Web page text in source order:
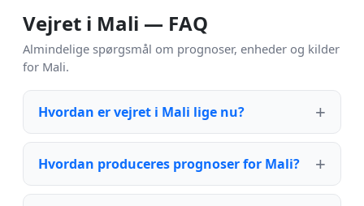
Vejret i Mali — FAQ
Almindelige spørgsmål om prognoser, enheder og kilder
for Mali.
Hvordan er vejret i Mali lige nu?
Hvordan produceres prognoser for Mali?